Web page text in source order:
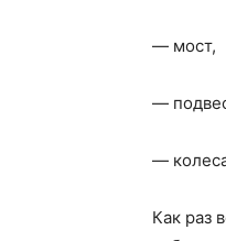
— мост,
—
—
Как раз